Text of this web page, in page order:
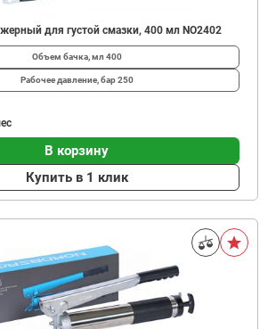
для густой смазки, 400 мл NO2402
Объем бачка, мл 400
Рабочее давление, бар250
В корзину
Купить в 1 клик